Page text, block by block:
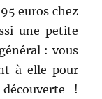
euros chez
une petite
: vous
à elle pour
!